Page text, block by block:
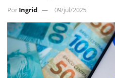
Por Ingrid 09/jul/2025